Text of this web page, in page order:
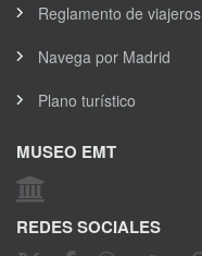
Reglamento de viajeros
Navega por Madrid
Plano turístico
MUSEO EMT
REDES SOCIALES